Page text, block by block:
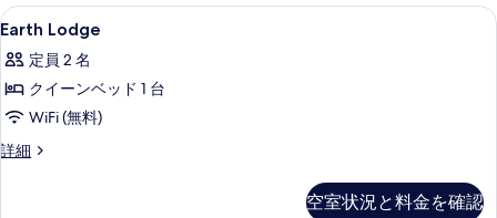
写
真
を
表
す
詳
細
Earth
Lodge
の
す
べ
て
19
Earth Lodge
定員 2 名
クイーンベッド 1 台
WiFi (無料)
詳細
Earth
空室状況と料金を確認